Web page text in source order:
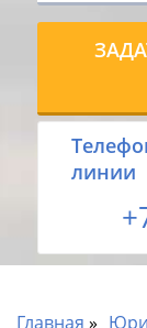
линии
Главная